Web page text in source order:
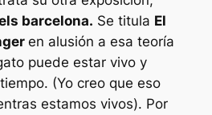
barcelona. Se titula El
en alusión a esa teoría
puede estar vivo y
(Yo creo que eso
estamos vivos). Por